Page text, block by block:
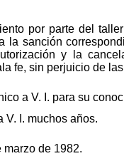
por parte del
la sanción
y la
fe, sin perjuicio de
a V. I. para su
V. I. muchos años.
marzo de 1982.